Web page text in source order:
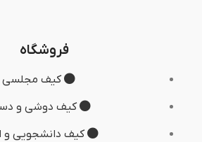
فروشگاه
کیف مجلسی
کیف دوشی و
کیف دانشجویی و